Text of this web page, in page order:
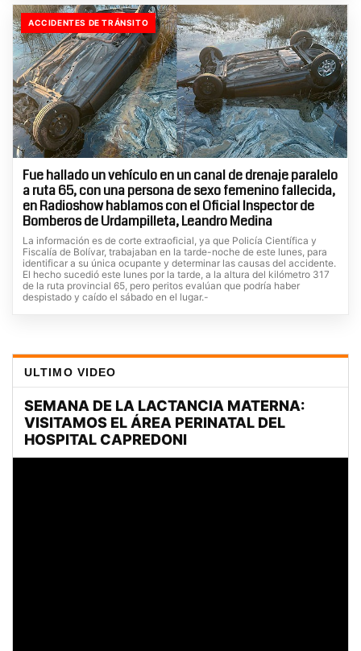
ACCIDENTES DE TRÁNSITO
Fue hallado un vehículo en un canal de drenaje paralelo
a ruta 65, con una persona de sexo femenino fallecida,
en Radioshow hablamos con el Oficial Inspector de
Bomberos de Urdampilleta, Leandro Medina
La información es de corte extraoficial, ya que Policía Científica y
Fiscalía de Bolívar, trabajaban en la tarde-noche de este lunes, para
identificar a su única ocupante y determinar las causas del accidente.
El hecho sucedió este lunes por la tarde, a la altura del kilómetro 317
de la ruta provincial 65, pero peritos evalúan que podría haber
despistado y caído el sábado en el lugar.-
ULTIMO VIDEO